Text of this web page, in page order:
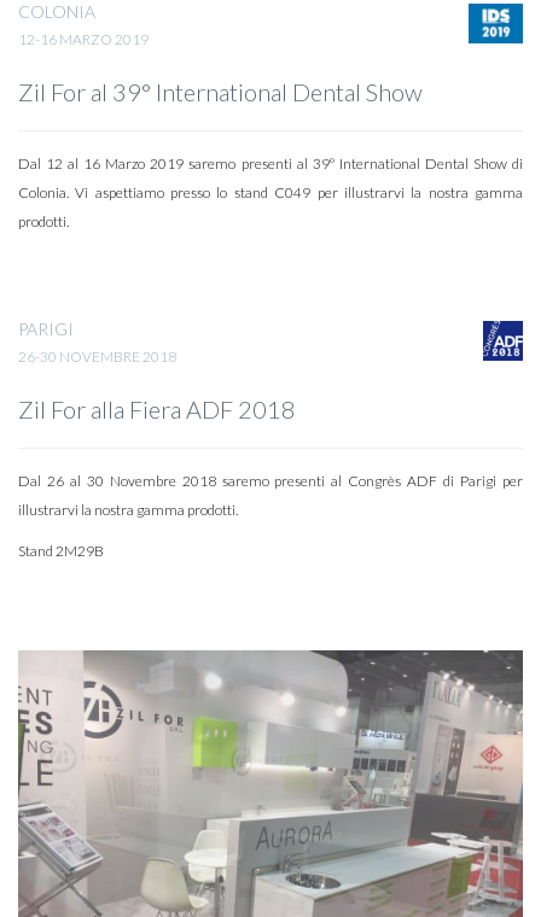
COLONIA
12-16 MARZO 2019
Zil For al 39° International Dental Show
Dal 12 al 16 Marzo 2019 saremo presenti al 39º International Dental Show di
Colonia. Vi aspettiamo presso lo stand C049 per illustrarvi la nostra gamma
prodotti.
PARIGI
26-30 NOVEMBRE 2018
Zil For alla Fiera ADF 2018
Dal 26 al 30 Novembre 2018 saremo presenti al Congrès ADF di Parigi per
illustrarvi la nostra gamma prodotti.
Stand 2M29B